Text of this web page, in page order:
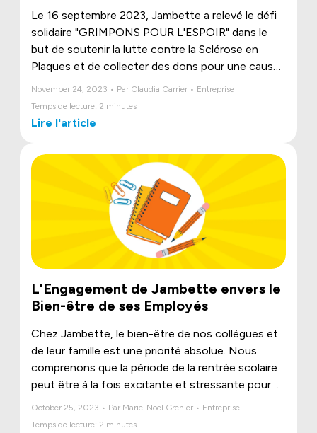
Le 16 septembre 2023, Jambette a relevé le défi
solidaire "GRIMPONS POUR L'ESPOIR" dans le
but de soutenir la lutte contre la Sclérose en
Plaques et de collecter des dons pour une cause
November 24, 2023 • Par Claudia Carrier • Entreprise
Temps de lecture: 2 minutes
Lire l'article
L'Engagement de Jambette envers le
Bien-être de ses Employés
Chez Jambette, le bien-être de nos collègues et
de leur famille est une priorité absolue. Nous
comprenons que la période de la rentrée scolaire
peut être à la fois excitante et stressante pour
October 25, 2023 • Par Marie-Noël Grenier • Entreprise
Temps de lecture: 2 minutes